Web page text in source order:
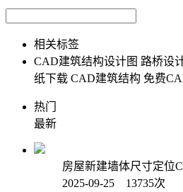
相关标签
CAD建筑结构设计图 路桥设
纸下载 CAD建筑结构 免费
热门
最新
房屋新建墙体尺寸定位
2025-09-25 13735次